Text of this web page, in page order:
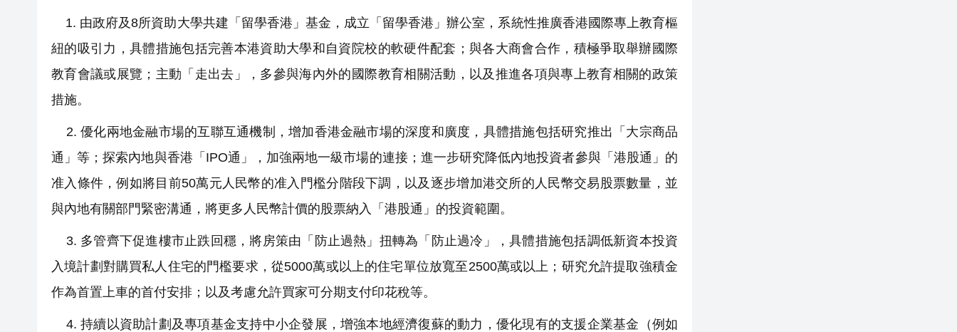
1. 由政府及8所資助大學共建「留學香港」基金，成立「留學香港」辦公室，系統性推廣香港國際專上教育樞
紐的吸引力，具體措施包括完善本港資助大學和自資院校的軟硬件配套；與各大商會合作，積極爭取舉辦國際
教育會議或展覽；主動「走出去」，多參與海內外的國際教育相關活動，以及推進各項與專上教育相關的政策
措施。
2. 優化兩地金融市場的互聯互通機制，增加香港金融市場的深度和廣度，具體措施包括研究推出「大宗商品
通」等；探索內地與香港「IPO通」，加強兩地一級市場的連接；進一步研究降低內地投資者參與「港股通」的
准入條件，例如將目前50萬元人民幣的准入門檻分階段下調，以及逐步增加港交所的人民幣交易股票數量，並
與內地有關部門緊密溝通，將更多人民幣計價的股票納入「港股通」的投資範圍。
3. 多管齊下促進樓市止跌回穩，將房策由「防止過熱」扭轉為「防止過冷」，具體措施包括調低新資本投資
入境計劃對購買私人住宅的門檻要求，從5000萬或以上的住宅單位放寬至2500萬或以上；研究允許提取強積金
作為首置上車的首付安排；以及考慮允許買家可分期支付印花稅等。
4. 持續以資助計劃及專項基金支持中小企發展，增強本地經濟復蘇的動力，優化現有的支援企業基金（例如